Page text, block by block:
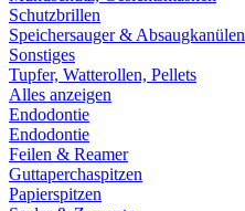
Schutzbrillen
Speichersauger & Absaugkanülen
Sonstiges
Tupfer, Watterollen, Pellets
Alles anzeigen
Endodontie
Endodontie
Feilen & Reamer
Guttaperchaspitzen
Papierspitzen